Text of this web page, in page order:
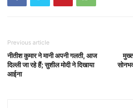
Previous article
नीतीश कुमार ने मानी अपनी गलती, आज
दिल्ली जा रहे हैं; सुशील मोदी ने दिखाया
आईना